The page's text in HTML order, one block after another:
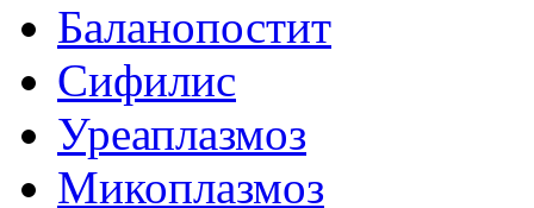
Баланопостит
Сифилис
Уреаплазмоз
Микоплазмоз